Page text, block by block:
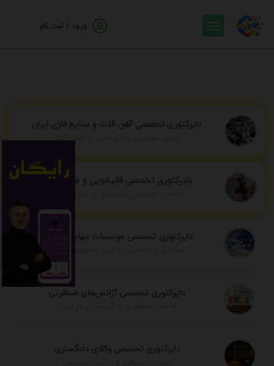
ورود / ثبت نام
دایرکتوری تخصصی آهن آلات و صنایع فلزی ایران
مرجع تخصصی صنایع فلزی و آهن آلات
دایرکتوری تخصصی قالیشویی و مبل شویی
دایرکتوری تخصصی موسسات مهاجرتی ایران
مشاوره و خدمات مهاجرت به سراسر جهان
دایرکتوری تخصصی آژانس‌های مسافرتی
دایرکتوری تخصصی وکلای دادگستری